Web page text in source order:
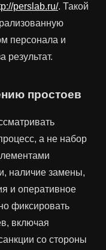
perslab.ru/. Такой
персонала и
результат.
простоев
а не набор
наличие замены,
и оперативное
фиксировать
включая
со стороны